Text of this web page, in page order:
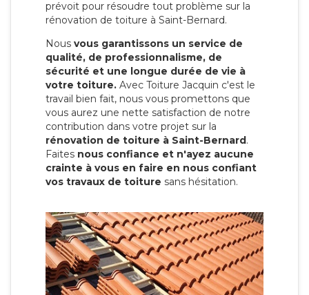
prévoit pour résoudre tout problème sur la
rénovation de toiture à Saint-Bernard.
Nous vous garantissons un service de
qualité, de professionnalisme, de
sécurité et une longue durée de vie à
votre toiture. Avec Toiture Jacquin c'est le
travail bien fait, nous vous promettons que
vous aurez une nette satisfaction de notre
contribution dans votre projet sur la
rénovation de toiture à Saint-Bernard.
Faites nous confiance et n'ayez aucune
crainte à vous en faire en nous confiant
vos travaux de toiture sans hésitation.